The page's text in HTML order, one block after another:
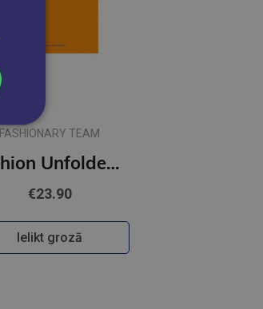
FASHIONARY TEAM
Fashion Unfolded: Pop-Up Louis Vuitton
€23.90
Ielikt grozā